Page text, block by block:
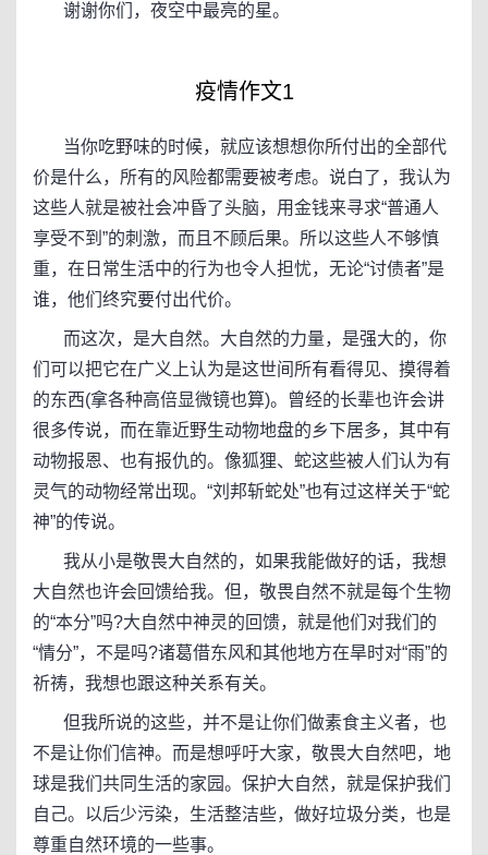
谢谢你们，夜空中最亮的星。
疫情作文1
当你吃野味的时候，就应该想想你所付出的全部代
价是什么，所有的风险都需要被考虑。说白了，我认为
这些人就是被社会冲昏了头脑，用金钱来寻求“普通人
享受不到”的刺激，而且不顾后果。所以这些人不够慎
重，在日常生活中的行为也令人担忧，无论“讨债者”是
谁，他们终究要付出代价。
而这次，是大自然。大自然的力量，是强大的，你
们可以把它在广义上认为是这世间所有看得见、摸得着
的东西(拿各种高倍显微镜也算)。曾经的长辈也许会讲
很多传说，而在靠近野生动物地盘的乡下居多，其中有
动物报恩、也有报仇的。像狐狸、蛇这些被人们认为有
灵气的动物经常出现。“刘邦斩蛇处”也有过这样关于“蛇
神”的传说。
我从小是敬畏大自然的，如果我能做好的话，我想
大自然也许会回馈给我。但，敬畏自然不就是每个生物
的“本分”吗?大自然中神灵的回馈，就是他们对我们的
“情分”，不是吗?诸葛借东风和其他地方在旱时对“雨”的
祈祷，我想也跟这种关系有关。
但我所说的这些，并不是让你们做素食主义者，也
不是让你们信神。而是想呼吁大家，敬畏大自然吧，地
球是我们共同生活的家园。保护大自然，就是保护我们
自己。以后少污染，生活整洁些，做好垃圾分类，也是
尊重自然环境的一些事。